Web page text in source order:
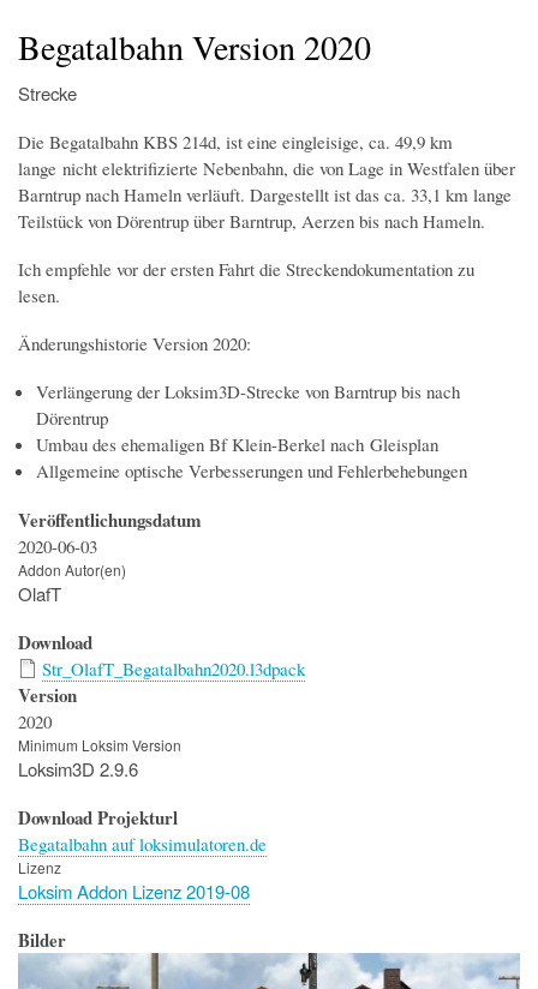
Begatalbahn Version 2020
Strecke
Die Begatalbahn KBS 214d, ist eine eingleisige, ca. 49,9 km
lange nicht elektrifizierte Nebenbahn, die von Lage in Westfalen über
Barntrup nach Hameln verläuft. Dargestellt ist das ca. 33,1 km lange
Teilstück von Dörentrup über Barntrup, Aerzen bis nach Hameln.
Ich empfehle vor der ersten Fahrt die Streckendokumentation zu
lesen.
Änderungshistorie Version 2020:
Verlängerung der Loksim3D-Strecke von Barntrup bis nach
Dörentrup
Umbau des ehemaligen Bf Klein-Berkel nach Gleisplan
Allgemeine optische Verbesserungen und Fehlerbehebungen
Veröffentlichungsdatum
2020-06-03
Addon Autor(en)
OlafT
Download
Str_OlafT_Begatalbahn2020.l3dpack
Version
2020
Minimum Loksim Version
Loksim3D 2.9.6
Download Projekturl
Begatalbahn auf loksimulatoren.de
Lizenz
Loksim Addon Lizenz 2019-08
Bilder